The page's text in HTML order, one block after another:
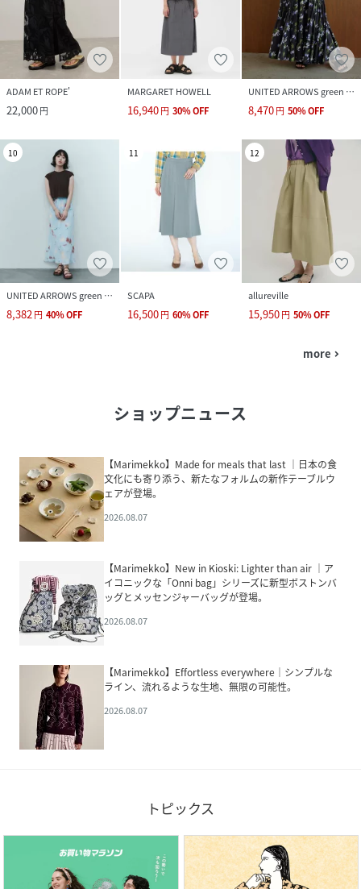
ADAM ET ROPE'
22,000円
MARGARET HOWELL
16,940円 30%OFF
UNITED ARROWS green label relaxing
8,470円 50%OFF
10
UNITED ARROWS green label relaxing
8,382円 40%OFF
11
SCAPA
16,500円 60%OFF
12
allureville
15,950円 50%OFF
more navigate_next
ショップニュース
【Marimekko】Made for meals that last ｜日本の食
文化にも寄り添う、新たなフォルムの新作テーブルウ
ェアが登場。
2026.08.07
【Marimekko】New in Kioski: Lighter than air ｜ア
イコニックな「Onni bag」シリーズに新型ボストンバ
ッグとメッセンジャーバッグが登場。
2026.08.07
【Marimekko】Effortless everywhere｜シンプルな
ライン、流れるような生地、無限の可能性。
2026.08.07
トピックス